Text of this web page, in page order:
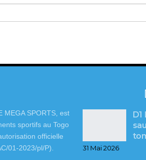
MEGA SPORTS, est
sportifs au Togo
officielle
01-2023/pl/P).
31 Mai 2026